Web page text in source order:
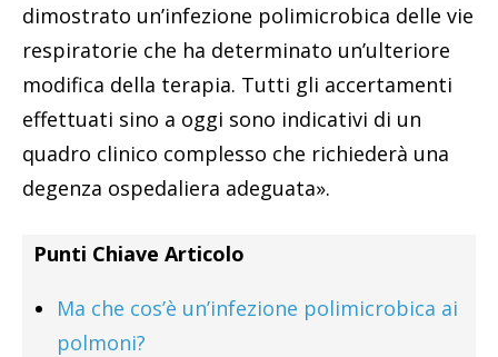
dimostrato un’infezione polimicrobica delle vie
respiratorie che ha determinato un’ulteriore
modifica della terapia. Tutti gli accertamenti
effettuati sino a oggi sono indicativi di un
quadro clinico complesso che richiederà una
degenza ospedaliera adeguata».
Punti Chiave Articolo
Ma che cos’è un’infezione polimicrobica ai
polmoni?